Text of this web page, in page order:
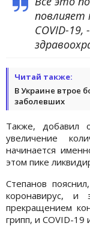
повлияет
COVID-
Читай также:
В Украине втрое
заболевших
Также, добавил
увеличение
начинается
этом пике
Степанов
коронавирус, и
прекращением
грипп, и COVID-